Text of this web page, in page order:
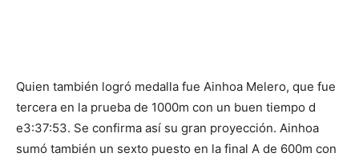
Quien también logró medalla fue Ainhoa Melero, que fue
tercera en la prueba de 1000m con un buen tiempo d
e3:37:53. Se confirma así su gran proyección. Ainhoa
sumó también un sexto puesto en la final A de 600m con